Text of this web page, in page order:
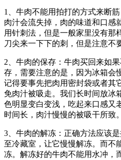
1、牛肉不能用拍打的方式来断
肉汁会流失掉，肉的味道和口感
用针刺法，但是一般家里没有那
刀尖来一下下的刺，但是注意不
2、牛肉的保存：牛肉买回来如
存，需要注意的是，因为冰箱会
记得要事先把肉用密封袋或者其
免肉汁被吸走。我们长时间放冰
色明显变白变浅，吃起来口感又
时间长，肉汁慢慢的被吸干所致。
3、牛肉的解冻：正确方法应该
至冷藏室，让它慢慢解冻。而不
冻。解冻好的牛肉不能用水冲，